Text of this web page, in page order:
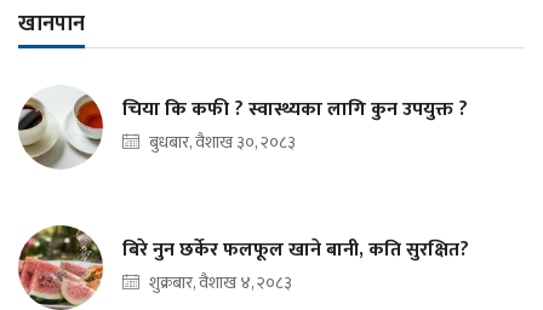
खानपान
चिया कि कफी ? स्वास्थ्यका लागि कुन उपयुक्त ?
बुधबार, वैशाख ३०, २०८३
बिरे नुन छर्केर फलफूल खाने बानी, कति सुरक्षित?
शुक्रबार, वैशाख ४, २०८३